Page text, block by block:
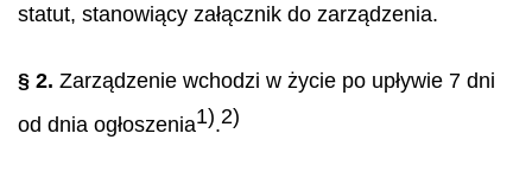
statut, stanowiący załącznik do zarządzenia.
§ 2. Zarządzenie wchodzi w życie po upływie 7 dni
od dnia ogłoszenia1).2)